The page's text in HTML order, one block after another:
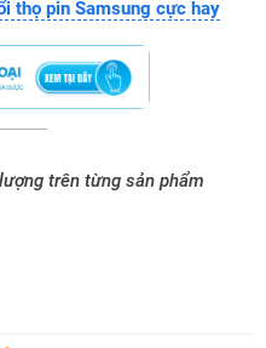
thọ pin Samsung cực hay
trên từng sản phẩm